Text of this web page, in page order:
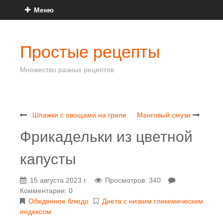
Меню
Простые рецепты
Множество разных рецептов
Шпажки с овощами на гриле Манговый смузи
Фрикадельки из цветной
капусты
15 августа 2023 г.
Просмотров: 340
Комментарии: 0
Обеденное блюдо
Диета с низким гликемическим
индексом